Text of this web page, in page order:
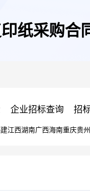
纸采购合
企业招标查询 招
江西湖南广西海南重庆贵州